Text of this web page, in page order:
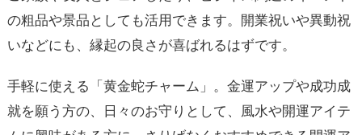
の粗品や景品としても活用できます。開業祝いや異動祝
いなどにも、縁起の良さが喜ばれるはずです。
手軽に使える「黄金蛇チャーム」。金運アップや成功成
就を願う方の、日々のお守りとして、風水や開運アイテ